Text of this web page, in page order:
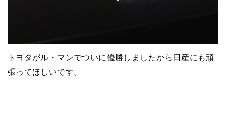
トヨタがル・マンでついに優勝しましたから日産にも頑
張ってほしいです。